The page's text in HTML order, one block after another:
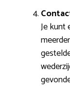
Je kunt